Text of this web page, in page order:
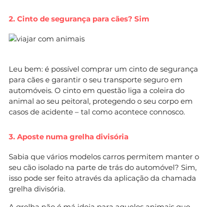
2. Cinto de segurança para cães? Sim
Leu bem: é possível comprar um cinto de segurança
para cães e garantir o seu transporte seguro em
automóveis. O cinto em questão liga a coleira do
animal ao seu peitoral, protegendo o seu corpo em
casos de acidente – tal como acontece connosco.
3. Aposte numa grelha divisória
Sabia que vários modelos carros permitem manter o
seu cão isolado na parte de trás do automóvel? Sim,
isso pode ser feito através da aplicação da chamada
grelha divisória.